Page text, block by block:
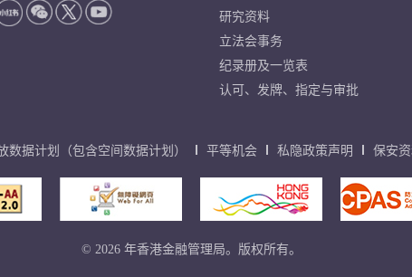
研究资料
立法会事务
纪录册及一览表
认可、发牌、指定与审批
数据计划（包含空间数据计划） 平等机会 私隐政策声明 保安
© 2026 年香港金融管理局。版权所有。